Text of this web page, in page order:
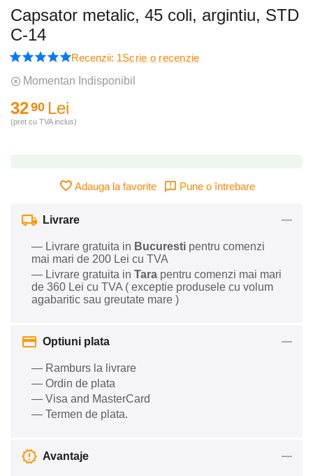
Capsator metalic, 45 coli, argintiu, STD
C-14
Recenzii: 1Scrie o recenzie
Momentan Indisponibil
3290 Lei
(pret cu TVA inclus)
Adauga la favorite Pune o întrebare
Livrare
— Livrare gratuita in Bucuresti pentru comenzi
mai mari de 200 Lei cu TVA
— Livrare gratuita in Tara pentru comenzi mai mari
de 360 Lei cu TVA ( exceptie produsele cu volum
agabaritic sau greutate mare )
Optiuni plata
— Ramburs la livrare
— Ordin de plata
— Visa and MasterCard
— Termen de plata.
Avantaje